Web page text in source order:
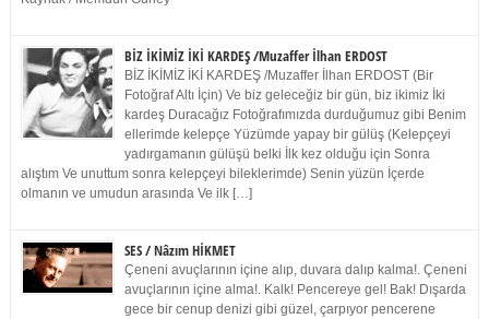
BİZ İKİMİZ İKİ KARDEŞ /Muzaffer İlhan ERDOST
BİZ İKİMİZ İKİ KARDEŞ /Muzaffer İlhan ERDOST (Bir
Fotoğraf Altı İçin) Ve biz geleceğiz bir gün, biz ikimiz İki
kardeş Duracağız Fotoğrafımızda durduğumuz gibi Benim
ellerimde kelepçe Yüzümde yapay bir gülüş (Kelepçeyi
yadırgamanın gülüşü belki İlk kez olduğu için Sonra
alıştım Ve unuttum sonra kelepçeyi bileklerimde) Senin yüzün İçerde
olmanın ve umudun arasında Ve ilk […]
SES / Nâzım HİKMET
Çeneni avuçlarının içine alıp, duvara dalıp kalma!. Çeneni
avuçlarının içine alma!. Kalk! Pencereye gel! Bak! Dışarda
gece bir cenup denizi gibi güzel, çarpıyor pencerene